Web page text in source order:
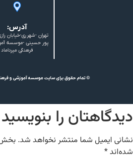
آدرس:
تهران -شهرری-خیابان
پور حسینی -موسسه
فرهنگی میرداماد
© تمام حقوق برای سایت موسسه آموزشی و
دیدگاهتان را بنویسید
نشانی ایمیل شما منتشر نخواهد شد.
شده‌اند*